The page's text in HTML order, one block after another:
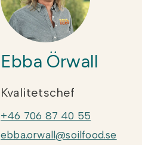
Ebba Örwall
Kvalitetschef
+46 706 87 40 55
ebba.orwall@soilfood.se